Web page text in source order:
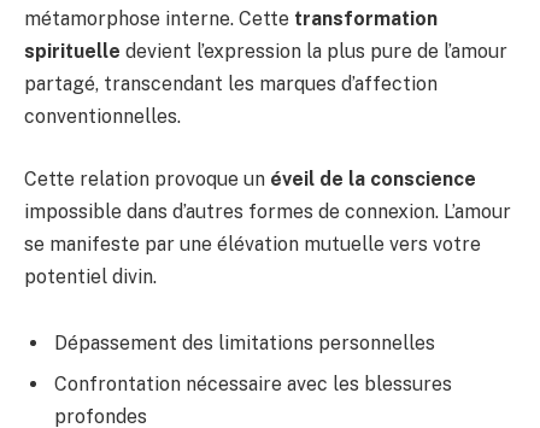
métamorphose interne. Cette transformation
spirituelle devient l’expression la plus pure de l’amour
partagé, transcendant les marques d’affection
conventionnelles.
Cette relation provoque un éveil de la conscience
impossible dans d’autres formes de connexion. L’amour
se manifeste par une élévation mutuelle vers votre
potentiel divin.
Dépassement des limitations personnelles
Confrontation nécessaire avec les blessures
profondes